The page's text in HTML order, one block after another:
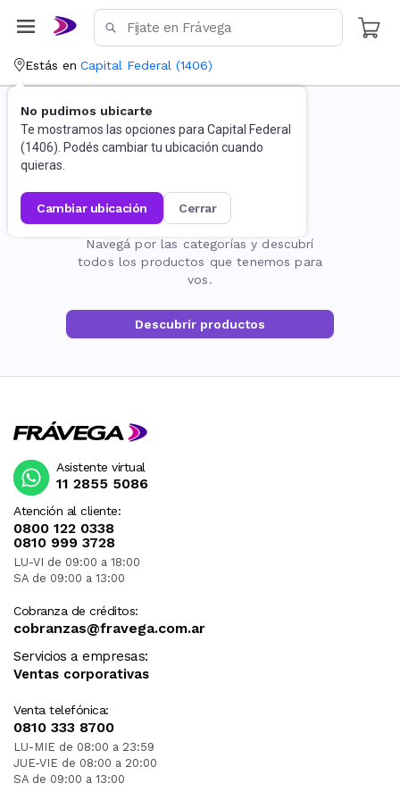
Estás en Capital Federal (1406)
No pudimos ubicarte
Te mostramos las opciones para Capital Federal
(1406). Podés cambiar tu ubicación cuando
quieras.
cambiar ubicación cerrar
La página no existe
Navegá por las categorías y descubrí
todos los productos que tenemos para
vos.
Descubrir productos
Atención al cliente:
0800 122 0338
0810 999 3728
LU-VI de 09:00 a 18:00
SA de 09:00 a 13:00
Cobranza de créditos:
cobranzas@fravega.com.ar
Servicios a empresas:
Ventas corporativas
Venta telefónica:
0810 333 8700
LU-MIE de 08:00 a 23:59
JUE-VIE de 08:00 a 20:00
SA de 09:00 a 13:00
Asistente virtual
11 2855 5086